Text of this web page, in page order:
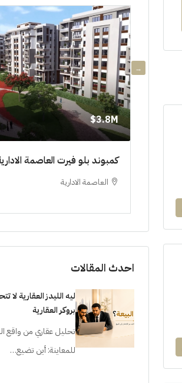
3.8M$
كمبوند بلو فيرت العاصمة
العاصمة الادارية
احدث المقالات
ليه الليدز العقارية لا
بروكر العقارية
تحليل عقاري من واقع
للمعاينة: أين تضيع…